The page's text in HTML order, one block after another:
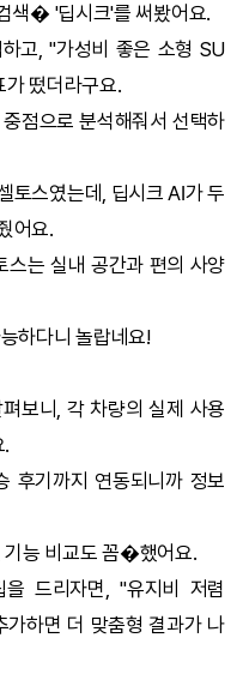
색� '딥시크'를 써봤어요.
고, "가성비 좋은 소형 SU
떴더라구요.
점으로 분석해줘서 선택하
토스였는데, 딥시크 AI가 두
어요.
스는 실내 공간과 편의 사양
하다니 놀랍네요!
보니, 각 차량의 실제 사용
후기까지 연동되니까 정보
기능 비교도 꼼�했어요.
을 드리자면, "유지비 저렴
하면 더 맞춤형 결과가 나